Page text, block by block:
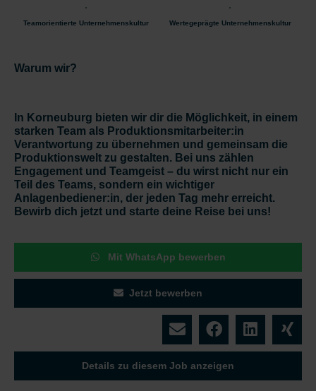
Teamorientierte Unternehmenskultur Wertegeprägte Unternehmenskultur
Warum wir?
In Korneuburg bieten wir dir die Möglichkeit, in einem
starken Team als Produktionsmitarbeiter:in
Verantwortung zu übernehmen und gemeinsam die
Produktionswelt zu gestalten. Bei uns zählen
Engagement und Teamgeist – du wirst nicht nur ein
Teil des Teams, sondern ein wichtiger
Anlagenbediener:in, der jeden Tag mehr erreicht.
Bewirb dich jetzt und starte deine Reise bei uns!
Mit WhatsApp bewerben
Jetzt bewerben
Details zu diesem Job anzeigen